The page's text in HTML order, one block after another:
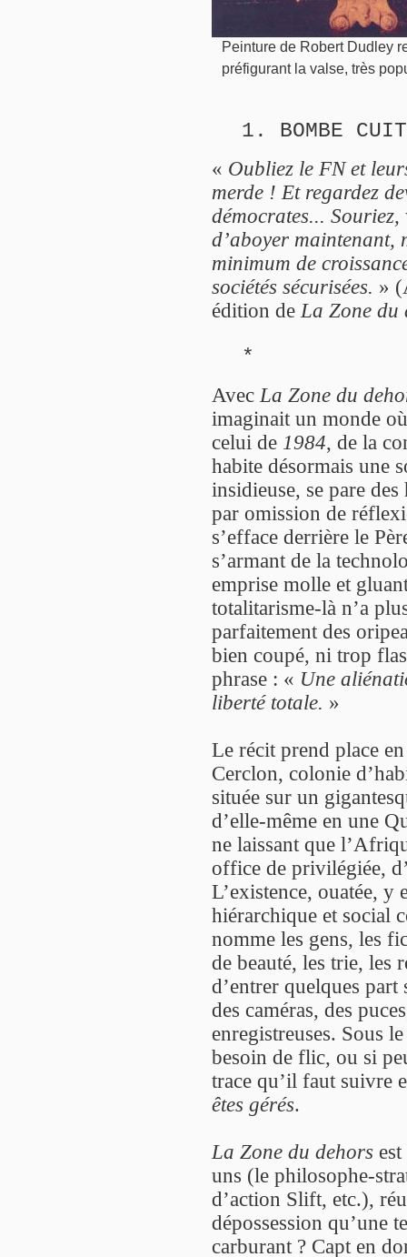
Peinture de Robert Dudley
préfigurant la valse, très
1. BOMBE
« Oubliez le FN et
merde ! Et regardez
démocrates...
d’aboyer maintenant,
minimum de
sociétés sécurisées. »
édition de La Zone du
*
Avec La Zone du
imaginait un monde
celui de 1984, de la
habite désormais une
insidieuse, se pare
par omission de
s’efface derrière le
s’armant de la
emprise molle et
totalitarisme-là n’a
parfaitement des
bien coupé, ni trop
phrase : « Une
liberté totale. »
Le récit prend place
Cerclon, colonie
située sur un
d’elle-même en une
ne laissant que
office de privilégiée,
L’existence, ouatée, y
hiérarchique et social
nomme les gens, les
de beauté, les trie, les
d’entrer quelques
des caméras, des
enregistreuses. Sous
besoin de flic, ou si
trace qu’il faut suivre
êtes gérés.
La Zone du dehors
uns (le philosophe-
d’action Slift, etc.),
dépossession qu’une
carburant ? Capt en